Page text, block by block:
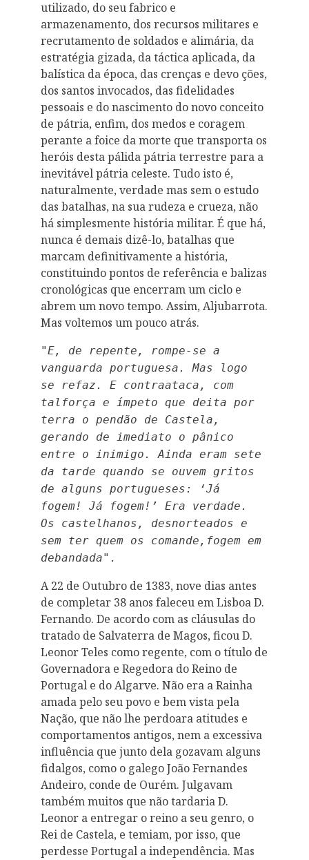
utilizado, do seu fabrico e
armazenamento, dos recursos militares e
recrutamento de soldados e alimária, da
estratégia gizada, da táctica aplicada, da
balística da época, das crenças e devo­ ções,
dos santos invocados, das fidelidades
pessoais e do nascimento do novo conceito
de pátria, enfim, dos medos e coragem
perante a foice da morte que transporta os
heróis desta pálida pátria terrestre para a
inevitável pátria celeste. Tudo isto é,
naturalmente, verdade mas sem o estudo
das batalhas, na sua rudeza e crueza, não
há simplesmente história militar. É que há,
nunca é demais dizê-lo, batalhas que
marcam definitivamente a história,
constituindo pontos de referência e balizas
cronológicas que encerram um ciclo e
abrem um novo tempo. Assim, Aljubarrota.
Mas voltemos um pouco atrás.
"E, de repente, rompe-se a
vanguarda portuguesa. Mas logo
se refaz. E contra­ataca, com
talforça e ímpeto que deita por
terra o pendão de Castela,
gerando de imediato o pânico
entre o inimigo. Ainda eram sete
da tarde quando se ouvem gritos
de alguns portugueses: ‘Já
fogem! Já fogem!’ Era verdade.
Os castelhanos, desnorteados e
sem ter quem os comande,fogem em
debandada".
A 22 de Outubro de 1383, nove dias antes
de completar 38 anos faleceu em Lisboa D.
Fernando. De acordo com as cláusulas do
tratado de Salvaterra de Magos, ficou D.
Leonor Teles como regente, com o título de
Governadora e Regedora do Reino de
Portugal e do Algarve. Não era a Rainha
amada pelo seu povo e bem vista pela
Nação, que não lhe perdoara atitudes e
comportamentos antigos, nem a excessiva
influência que junto dela gozavam alguns
fidalgos, como o galego João Fernandes
Andeiro, conde de Ourém. Julgavam
também muitos que não tardaria D.
Leonor a entregar o reino a seu genro, o
Rei de Castela, e temiam, por isso, que
perdesse Portugal a independência. Mas